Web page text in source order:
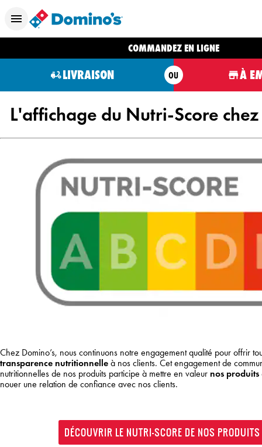
COMMANDEZ EN LIGNE
LIVRAISON OU À
L'affichage du Nutri-Score
Chez Domino’s, nous continuons notre engagement qualité pour offrir
transparence nutritionnelle à nos clients. Cet engagement de
nutritionnelles de nos produits participe à mettre en valeur nos produits
nouer une relation de confiance avec nos clients.
DÉCOUVRIR LE NUTRI-SCORE DE NOS